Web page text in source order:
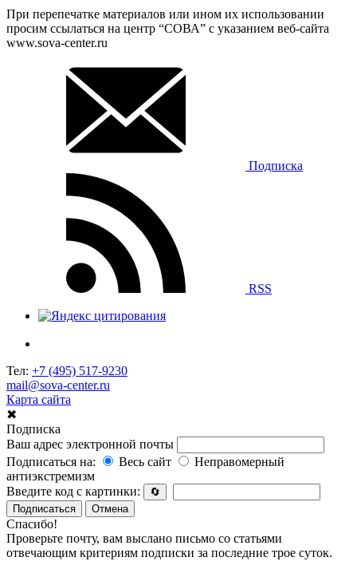
При перепечатке материалов или ином их использовании
просим ссылаться на центр “СОВА” с указанием веб-сайта
www.sova-center.ru
Подписка
RSS
Тел: +7 (495) 517-9230
mail@sova-center.ru
Карта сайта
✖
Подписка
Ваш адрес электронной почты
Подписаться на:
Весь сайт
Неправомерный
антиэкстремизм
Введите код с картинки:
🔄
Подписаться
Отмена
Спасибо!
Проверьте почту, вам выслано письмо со статьями
отвечающим критериям подписки за последние трое суток.